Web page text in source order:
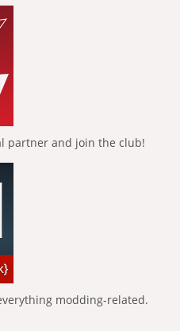
partner and join the club!
modding-related.